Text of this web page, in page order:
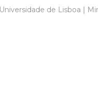
de Lisboa |